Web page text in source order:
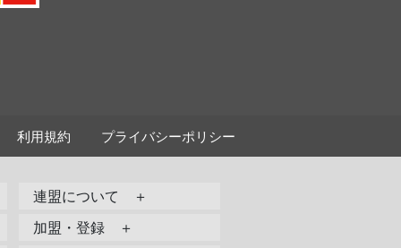
利用規約 プライバシーポリシー
連盟について ＋
加盟・登録 ＋